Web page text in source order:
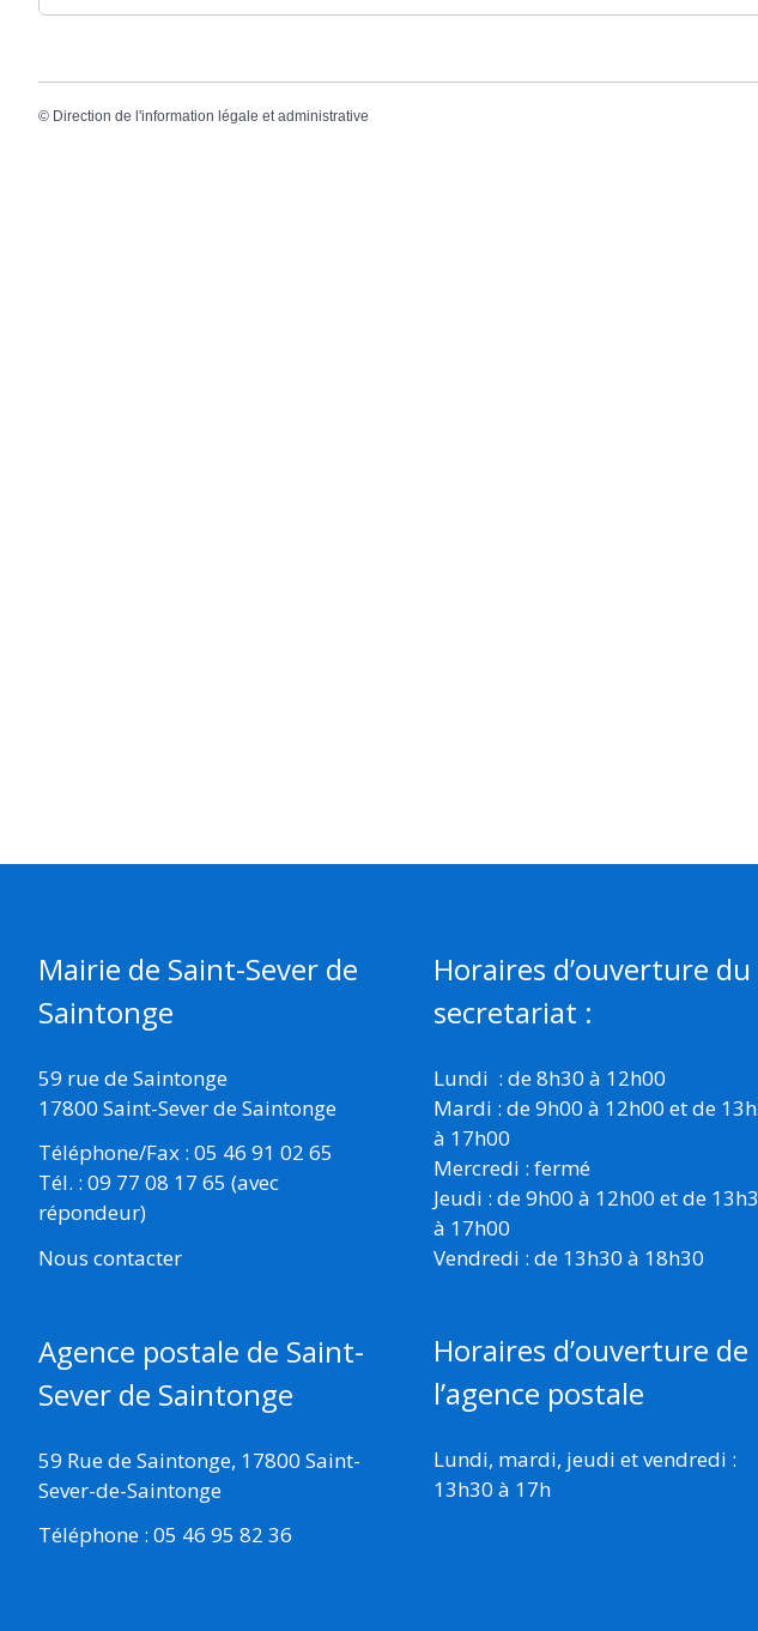
© Direction de l'information légale et administrative
Mairie de Saint-Sever de
Saintonge
59 rue de Saintonge
17800 Saint-Sever de Saintonge
Téléphone/Fax : 05 46 91 02 65
Tél. : 09 77 08 17 65 (avec
répondeur)
Nous contacter
Agence postale de Saint-
Sever de Saintonge
59 Rue de Saintonge, 17800 Saint-
Sever-de-Saintonge
Téléphone : 05 46 95 82 36
Horaires d’ouverture du
secretariat :
Lundi : de 8h30 à 12h00
Mardi : de 9h00 à 12h00 et de
à 17h00
Mercredi : fermé
Jeudi : de 9h00 à 12h00 et de
à 17h00
Vendredi : de 13h30 à 18h30
Horaires d’ouverture de
l’agence postale
Lundi, mardi, jeudi et vendredi :
13h30 à 17h